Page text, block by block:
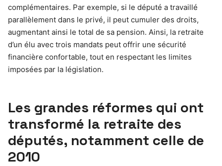
complémentaires. Par exemple, si le député a travaillé
parallèlement dans le privé, il peut cumuler des droits,
augmentant ainsi le total de sa pension. Ainsi, la retraite
d’un élu avec trois mandats peut offrir une sécurité
financière confortable, tout en respectant les limites
imposées par la législation.
Les grandes réformes qui ont
transformé la retraite des
députés, notamment celle de
2010